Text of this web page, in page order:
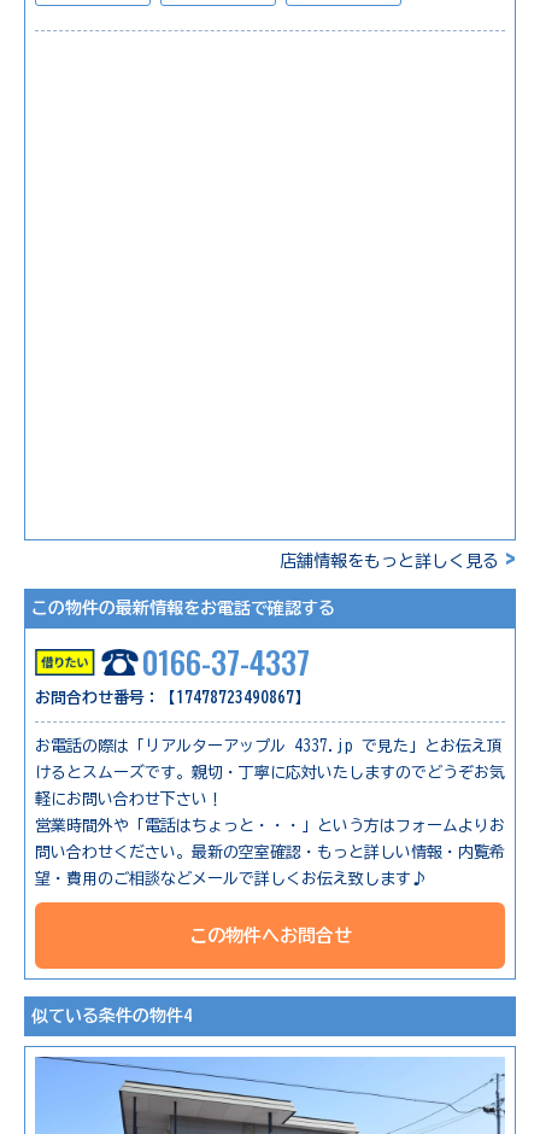
店舗情報をもっと詳しく見る >
この物件の最新情報をお電話で確認する
0166-37-4337
お問合わせ番号：【17478723490867】
お電話の際は「リアルターアップル 4337.jp で見た」とお伝え頂
けるとスムーズです。親切・丁寧に応対いたしますのでどうぞお気
軽にお問い合わせ下さい！
営業時間外や「電話はちょっと・・・」という方はフォームよりお
問い合わせください。最新の空室確認・もっと詳しい情報・内覧希
望・費用のご相談などメールで詳しくお伝え致します♪
この物件へお問合せ
似ている条件の物件4